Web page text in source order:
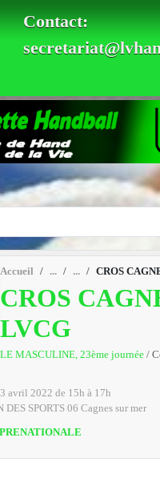
Contact:
Accueil CROS
CROS
LVCG
MASCULINE, 23ème journée /
avril 2022 de 15h à 17h
DES SPORTS 06 Cagnes sur mer
des cookies